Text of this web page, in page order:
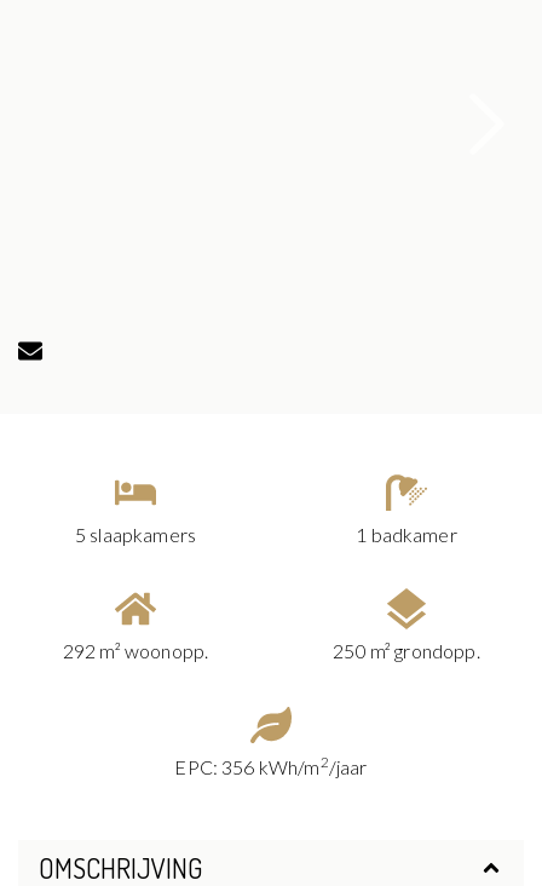
5 slaapkamers 1 badkamer
292 m² woonopp. 250 m² grondopp.
EPC: 356 kWh/m 2/jaar
OMSCHRIJVING